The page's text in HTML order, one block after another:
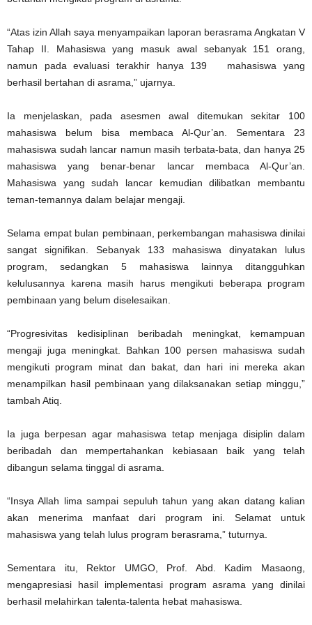
“Atas izin Allah saya menyampaikan laporan berasrama Angkatan V
Tahap II. Mahasiswa yang masuk awal sebanyak 151 orang,
namun pada evaluasi terakhir hanya 139
mahasiswa yang
berhasil bertahan di asrama,” ujarnya.
Ia menjelaskan, pada asesmen awal ditemukan sekitar 100
mahasiswa belum bisa membaca Al-Qur’an. Sementara 23
mahasiswa sudah lancar namun masih terbata-bata, dan hanya 25
mahasiswa yang benar-benar lancar membaca Al-Qur’an.
Mahasiswa yang sudah lancar kemudian dilibatkan membantu
teman-temannya dalam belajar mengaji.
Selama empat bulan pembinaan, perkembangan mahasiswa dinilai
sangat signifikan. Sebanyak 133 mahasiswa dinyatakan lulus
program, sedangkan 5 mahasiswa lainnya ditangguhkan
kelulusannya karena masih harus mengikuti beberapa program
pembinaan yang belum diselesaikan.
“Progresivitas kedisiplinan beribadah meningkat, kemampuan
mengaji juga meningkat. Bahkan 100 persen mahasiswa sudah
mengikuti program minat dan bakat, dan hari ini mereka akan
menampilkan hasil pembinaan yang dilaksanakan setiap minggu,”
tambah Atiq.
Ia juga berpesan agar mahasiswa tetap menjaga disiplin dalam
beribadah dan mempertahankan kebiasaan baik yang telah
dibangun selama tinggal di asrama.
“Insya Allah lima sampai sepuluh tahun yang akan datang kalian
akan menerima manfaat dari program ini. Selamat untuk
mahasiswa yang telah lulus program berasrama,” tuturnya.
Sementara itu, Rektor UMGO, Prof. Abd. Kadim Masaong,
mengapresiasi hasil implementasi program asrama yang dinilai
berhasil melahirkan talenta-talenta hebat mahasiswa.